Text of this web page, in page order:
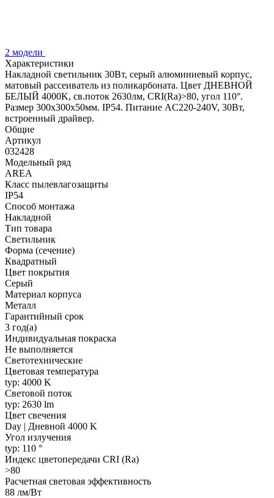
2 модели
Характеристики
Накладной светильник 30Вт, серый алюминиевый корпус,
матовый рассеиватель из поликарбоната. Цвет ДНЕВНОЙ
БЕЛЫЙ 4000K, св.поток 2630лм, CRI(Ra)>80, угол 110°.
Размер 300x300x50мм. IP54. Питание AC220-240V, 30Вт,
встроенный драйвер.
Общие
Артикул
032428
Модельный ряд
AREA
Класс пылевлагозащиты
IP54
Способ монтажа
Накладной
Тип товара
Светильник
Форма (сечение)
Квадратный
Цвет покрытия
Серый
Материал корпуса
Металл
Гарантийный срок
3 год(а)
Индивидуальная покраска
Не выполняется
Светотехнические
Цветовая температура
typ: 4000 K
Световой поток
typ: 2630 lm
Цвет свечения
Day | Дневной 4000 K
Угол излучения
typ: 110 °
Индекс цветопередачи CRI (Ra)
>80
Расчетная световая эффективность
88 лм/Вт